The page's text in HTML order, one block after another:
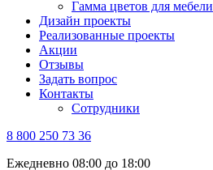
Гамма цветов для мебели
Дизайн проекты
Реализованные проекты
Акции
Отзывы
Задать вопрос
Контакты
Сотрудники
8 800 250 73 36
Ежедневно 08:00 до 18:00